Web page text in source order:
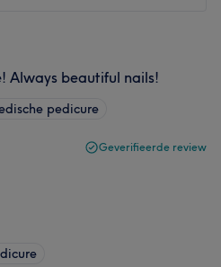
Always beautiful nails!
pedicure
Geverifieerde review